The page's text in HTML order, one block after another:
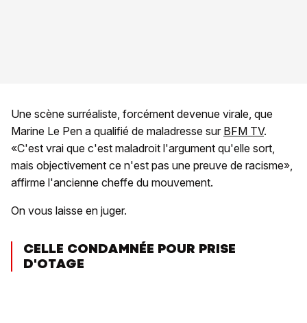
Une scène surréaliste, forcément devenue virale, que
Marine Le Pen a qualifié de maladresse sur BFM TV.
«C'est vrai que c'est maladroit l'argument qu'elle sort,
mais objectivement ce n'est pas une preuve de racisme»,
affirme l'ancienne cheffe du mouvement.
On vous laisse en juger.
CELLE CONDAMNÉE POUR PRISE
D'OTAGE